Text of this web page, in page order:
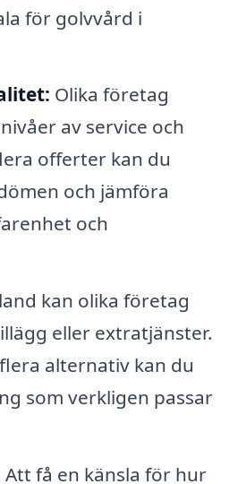
för golvvård i
Olika företag
av service och
offerter kan du
och jämföra
och
kan olika företag
eller extratjänster.
alternativ kan du
som verkligen passar
Att få en känsla för hur